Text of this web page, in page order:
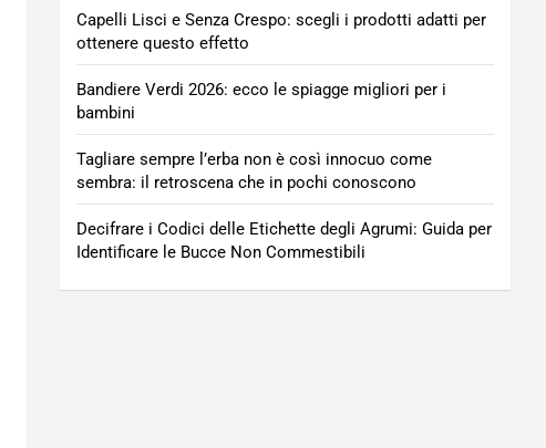
Capelli Lisci e Senza Crespo: scegli i prodotti adatti per
ottenere questo effetto
Bandiere Verdi 2026: ecco le spiagge migliori per i
bambini
Tagliare sempre l’erba non è così innocuo come
sembra: il retroscena che in pochi conoscono
Decifrare i Codici delle Etichette degli Agrumi: Guida per
Identificare le Bucce Non Commestibili